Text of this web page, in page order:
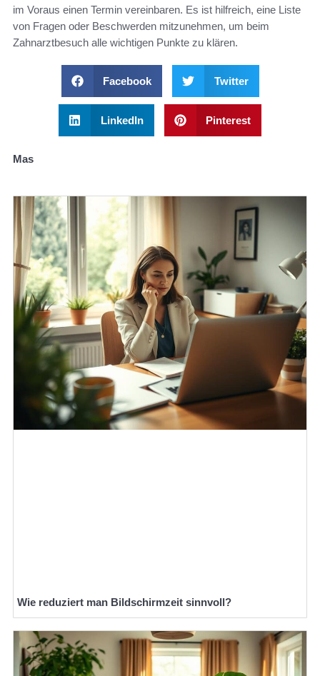
im Voraus einen Termin vereinbaren. Es ist hilfreich, eine Liste
von Fragen oder Beschwerden mitzunehmen, um beim
Zahnarztbesuch alle wichtigen Punkte zu klären.
Facebook Twitter
LinkedIn Pinterest
Mas
Wie reduziert man Bildschirmzeit sinnvoll?